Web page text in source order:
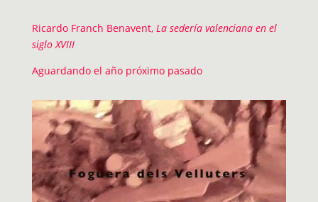
Ricardo Franch Benavent, La sedería valenciana en el
siglo XVIII
Aguardando el año próximo pasado